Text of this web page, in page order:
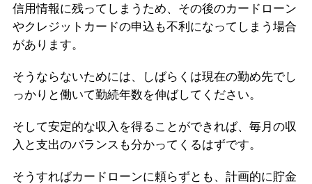
信用情報に残ってしまうため、その後のカードローン
やクレジットカードの申込も不利になってしまう場合
があります。
そうならないためには、しばらくは現在の勤め先でし
っかりと働いて勤続年数を伸ばしてください。
そして安定的な収入を得ることができれば、毎月の収
入と支出のバランスも分かってくるはずです。
そうすればカードローンに頼らずとも、計画的に貯金